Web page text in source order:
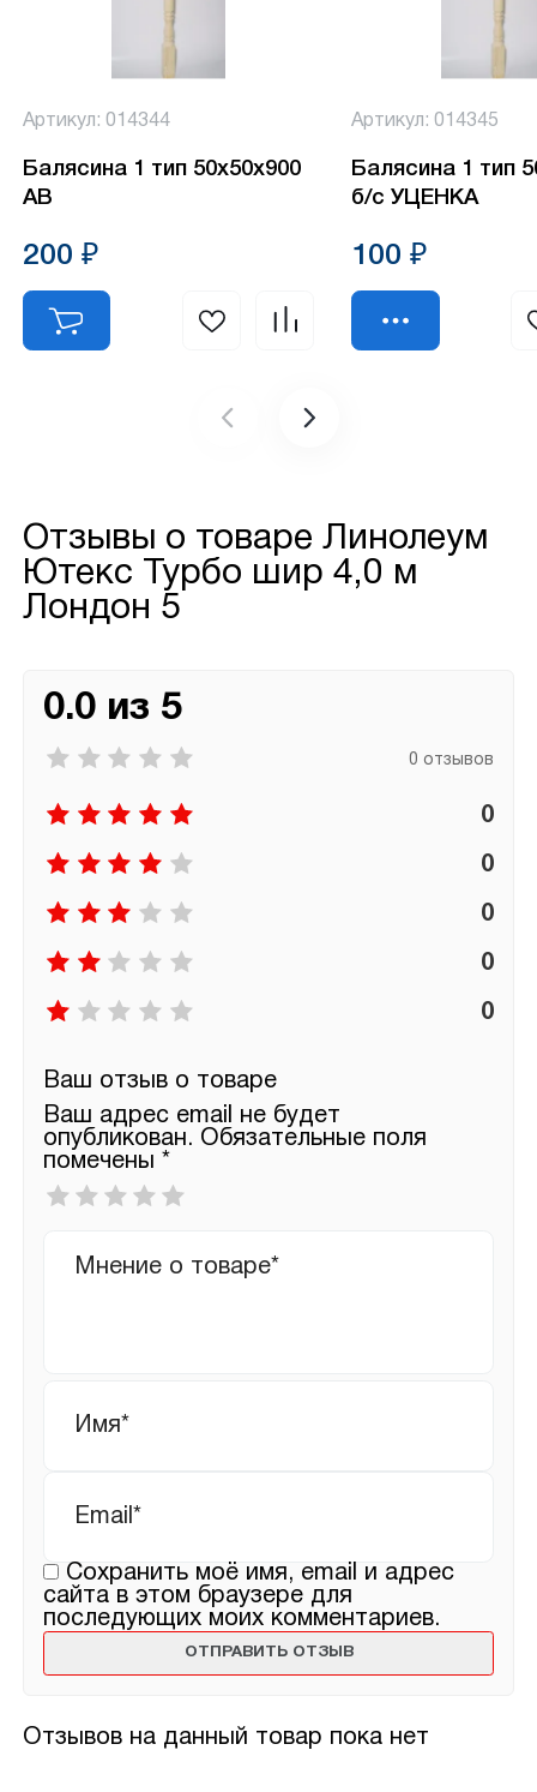
Артикул: 014344
Балясина 1 тип 50х50х900
АВ
200 ₽
Артикул: 014345
Балясина 1 тип
б/с УЦЕНКА
100 ₽
Отзывы о товаре Линолеум
Ютекс Турбо шир 4,0 м
Лондон 5
Отзывов на данный товар пока нет
0.0 из 5
0 отзывов
0
0
0
0
0
Ваш отзыв о товаре
Ваш адрес email не будет
опубликован. Обязательные поля
помечены *
Ваша
оценка
отзыв
Сохранить моё имя, email и адрес
сайта в этом браузере для
последующих моих комментариев.